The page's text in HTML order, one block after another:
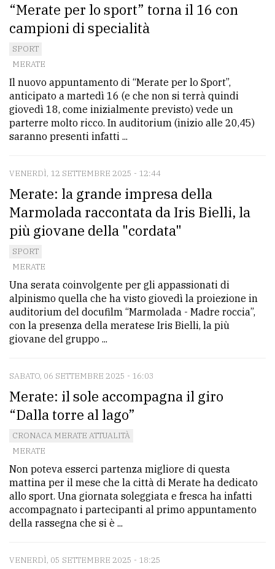
“Merate per lo sport” torna il 16 con
campioni di specialità
SPORT
MERATE
Il nuovo appuntamento di “Merate per lo Sport”,
anticipato a martedì 16 (e che non si terrà quindi
giovedì 18, come inizialmente previsto) vede un
parterre molto ricco. In auditorium (inizio alle 20,45)
saranno presenti infatti ...
VENERDÌ, 12 SETTEMBRE 2025 - 12:44
Merate: la grande impresa della
Marmolada raccontata da Iris Bielli, la
più giovane della "cordata"
SPORT
MERATE
Una serata coinvolgente per gli appassionati di
alpinismo quella che ha visto giovedì la proiezione in
auditorium del docufilm “Marmolada - Madre roccia”,
con la presenza della meratese Iris Bielli, la più
giovane del gruppo ...
SABATO, 06 SETTEMBRE 2025 - 16:03
Merate: il sole accompagna il giro
“Dalla torre al lago”
CRONACA MERATE ATTUALITÀ
MERATE
Non poteva esserci partenza migliore di questa
mattina per il mese che la città di Merate ha dedicato
allo sport. Una giornata soleggiata e fresca ha infatti
accompagnato i partecipanti al primo appuntamento
della rassegna che si è ...
VENERDÌ, 05 SETTEMBRE 2025 - 18:25